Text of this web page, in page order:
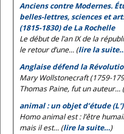
Anciens contre Modernes.
belles-lettres, sciences et
(1815-1830) de La Rochelle
Le début de l’an IX de la
le retour d’une... (lire la
Anglaise défend la
Mary Wollstonecraft (1759-
Thomas Paine, fut un auteur... (
animal : un objet d’étude (L')
Homo animal est: l’être
mais il est... (lire la suite…)